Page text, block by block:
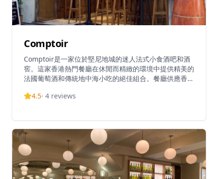
Comptoir
Comptoir是一家位於堅尼地城的迷人法式小食酒吧和酒
窖。這家香港熱門餐廳在休閒而精緻的環境中提供精美的
法國葡萄酒和傳統地中海小吃的絕佳組合。餐廳供應香港
憑藉其溫馨的氛圍，Comptoir已成為堅尼地城的真正瑰
驗。
4.5· 4 reviews